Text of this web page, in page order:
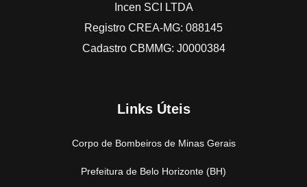
Incen SCI LTDA
Registro CREA-MG: 088145
Cadastro CBMMG: J0000384
Links Úteis
Corpo de Bombeiros de Minas Gerais
Prefeitura de Belo Horizonte (BH)